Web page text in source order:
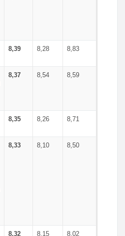
8,39 8,28 8,83
8,37 8,54 8,59
8,35 8,26 8,71
8,33 8,10 8,50
8,32 8,15 8,02